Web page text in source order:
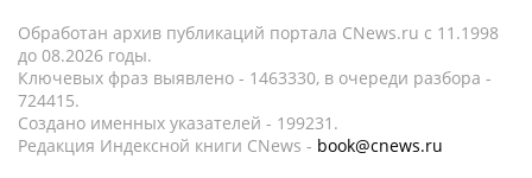
Обработан архив публикаций портала CNews.ru c 11.1998
до 08.2026 годы.
Ключевых фраз выявлено - 1463330, в очереди разбора -
724415.
Создано именных указателей - 199231.
Редакция Индексной книги CNews - book@cnews.ru